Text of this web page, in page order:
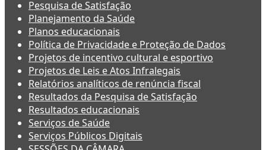
Pesquisa de Satisfação
Planejamento da Saúde
Planos educacionais
Política de Privacidade e Proteção de Dados
Projetos de incentivo cultural e esportivo
Projetos de Leis e Atos Infralegais
Relatórios analíticos de renúncia fiscal
Resultados da Pesquisa de Satisfação
Resultados educacionais
Serviços de Saúde
Serviços Públicos Digitais